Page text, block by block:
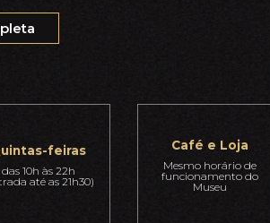
feiras
das 10h às 22h
até as 21h30)
Café e Loja
Mesmo horário de
funcionamento do
Museu